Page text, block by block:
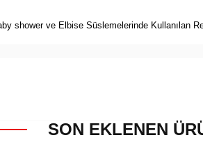
shower ve Elbise Süslemelerinde Kullanılan
SON EKLENEN